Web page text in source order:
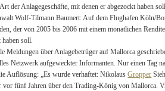
der Anlagegeschäfte, mit denen er abgezockt haben
Wolf-Tilmann Baumert: Auf dem Flughafen Köln/
der von 2005 bis 2006 mit einem monatlichen
soll.
Meldungen über Anlagebetrüger auf Mallorca
Netzwerk aufgeweckter Informanten. Nur einen Tag
Auflösung: „Es wurde verhaftet: NikolausGropper
vor fünf Jahren über den Trading-König von Mallorca.